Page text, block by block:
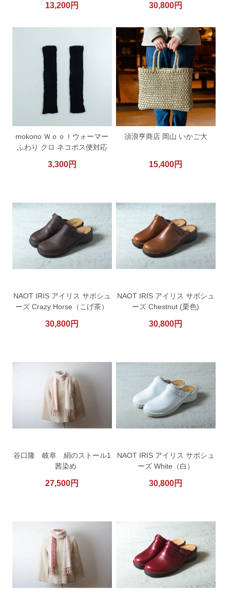
13,200円 30,800円
mokono Ｗｏｏｌウォーマー
ふわり クロ ネコポス便対応
3,300円
須浪亨商店 岡山 いかご大
15,400円
NAOT IRIS アイリス サボシュ
ーズ Crazy Horse（こげ茶）
30,800円
NAOT IRIS アイリス サボシュ
ーズ Chestnut (栗色)
30,800円
谷口隆 岐阜 絹のストール1
茜染め
27,500円
NAOT IRIS アイリス サボシュ
ーズ White（白）
30,800円